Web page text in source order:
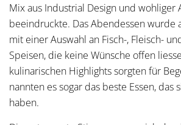
Mix aus Industrial Design und wohliger
beeindruckte. Das Abendessen wurde
mit einer Auswahl an Fisch-, Fleisch-
Speisen, die keine Wünsche offen
kulinarischen Highlights sorgten für
nannten es sogar das beste Essen, das
haben.